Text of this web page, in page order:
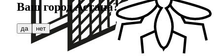
Ваш городАстана?
да нет